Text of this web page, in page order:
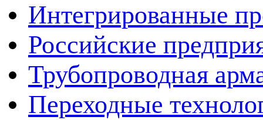
Интегрированные
Российские
Трубопроводная
Переходные